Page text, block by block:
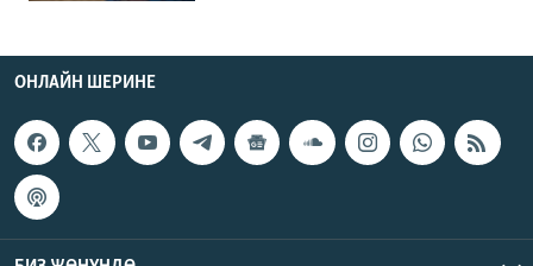
ОНЛАЙН ШЕРИНЕ